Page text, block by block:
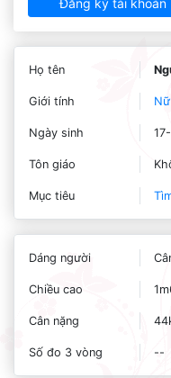
Đăng ký tài khoản
Họ tên
Giới tính Nữ
Ngày sinh
Tôn giáo
Mục tiêu
Dáng người
Chiều cao
Cân nặng
Số đo 3 vòng --